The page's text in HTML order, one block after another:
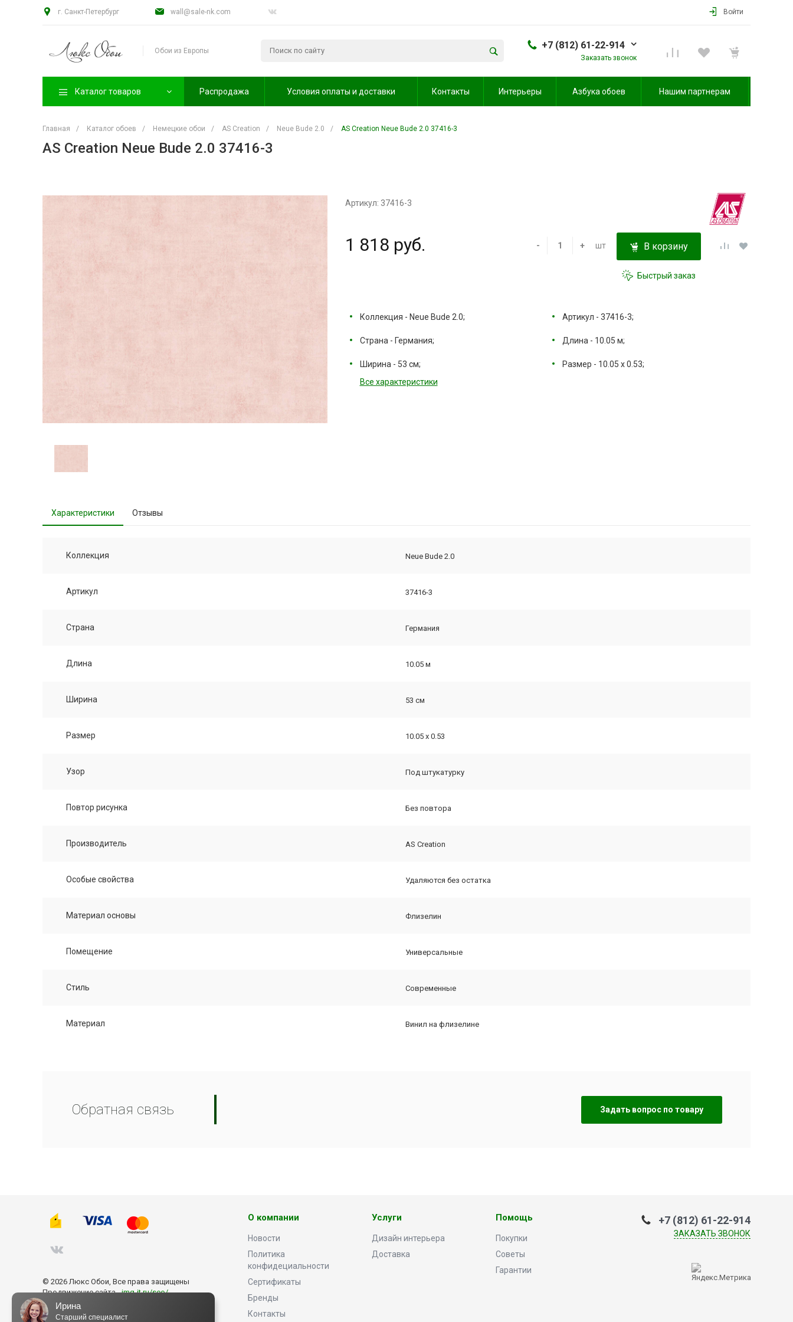
г. Санкт-Петербург wall@sale-nk.com Войти
Обои из Европы
+7 (812) 61-22-914
Заказать звонок
Каталог товаров Распродажа Условия оплаты и доставки Контакты Интерьеры Азбука обоев Нашим партнерам
Главная / Каталог обоев / Немецкие обои / AS Creation / Neue Bude 2.0 / AS Creation Neue Bude 2.0 37416-3
AS Creation Neue Bude 2.0 37416-3
Артикул: 37416-3
1 818 руб. - + шт В корзину
Быстрый заказ
Коллекция - Neue Bude 2.0; Артикул - 37416-3;
Страна - Германия; Длина - 10.05 м;
Ширина - 53 см;
Размер - 10.05 х 0.53;
Все характеристики
Характеристики Отзывы
Коллекция Neue Bude 2.0
Артикул 37416-3
Страна Германия
Длина 10.05 м
Ширина 53 см
Размер 10.05 х 0.53
Узор Под штукатурку
Повтор рисунка Без повтора
Производитель AS Creation
Особые свойства Удаляются без остатка
Материал основы Флизелин
Помещение Универсальные
Стиль Современные
Материал Винил на флизелине
Обратная связь Задать вопрос по товару
© 2026 Люкс Обои, Все права защищены
Продвижение сайта -img-it.ru/seo/
О компании
Новости
Политика
конфидециальности
Сертификаты
Бренды
Контакты
Услуги
Дизайн интерьера
Доставка
Помощь
Покупки
Советы
Гарантии
+7 (812) 61-22-914
ЗАКАЗАТЬ ЗВОНОК
Ирина
Старший специалист